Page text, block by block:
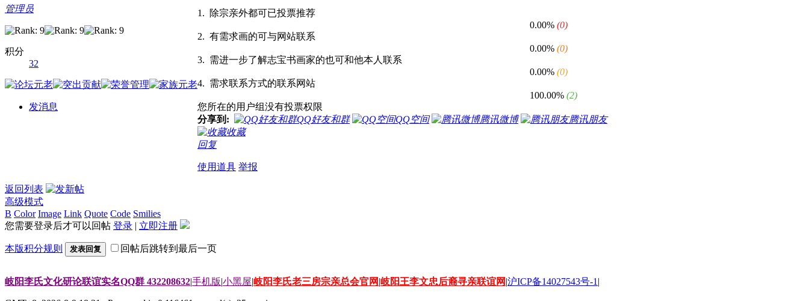
管理员
积分
32
发消息
1. 除宗亲外都可已投票推荐
0.00% (0)
2. 有需求画的可与网站联系
0.00% (0)
3. 需进一步了解志宝书画家的也可和他本人联系
0.00% (0)
4. 需求联系方式的联系网站
100.00% (2)
您所在的用户组没有投票权限
分享到:
QQ好友和群 QQ空间 腾讯微博
腾讯朋友
收藏
回复
使用道具 举报
返回列表
高级模式
B Color Image Link Quote Code Smilies
您需要登录后才可以回帖 登录 | 立即注册
本版积分规则 发表回复 回帖后跳转到最后一页
岐阳李氏文化研论联谊实名QQ群 432208632|手机版|小黑屋|岐阳李氏老三房宗亲总会官网|岐阳王李文忠后裔寻亲联谊网|沪ICP备14027543号-1 |